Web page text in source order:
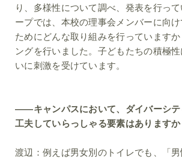
り、多様性について調べ、発表を行っ
ープでは、本校の理事会メンバーに向
ためにどんな取り組みを行っています
ングを行いました。子どもたちの積極
いに刺激を受けています。
――キャンパスにおいて、ダイバーシテ
工夫していらっしゃる要素はありますか
渡辺： 例えば男女別のトイレでも、「